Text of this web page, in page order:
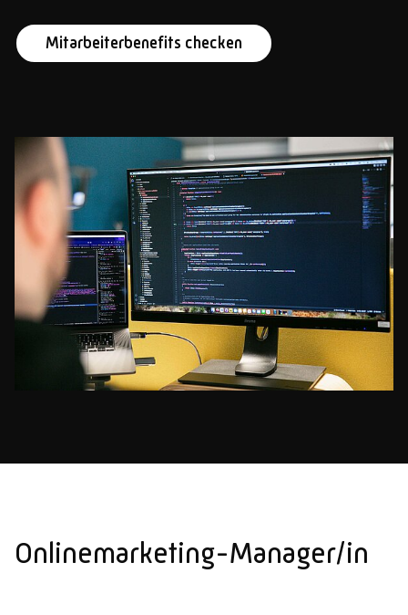
Mitarbeiterbenefits checken
Onlinemarketing-Manager/in